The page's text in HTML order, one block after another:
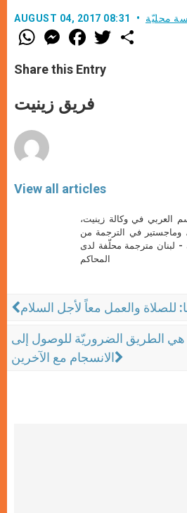
AUGUST 04, 2017 08:31 محليّة
W
h
t
s
p
p
M
e
s
e
g
e
F
a
e
b
o
k
w
Share this Entry
فريق زينيت
View all articles
في وكالة زينيت،
وماجستير في الترجمة من
- لبنان مترجمة محلّفة لدى
المحاكم
للصلاة والعمل معاً لأجل السلام
هي الطريق الضروريّة للوصول إلى
الانسجام مع الآخرين